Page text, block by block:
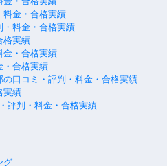
料金・合格実績
・料金・合格実績
格実績
金・合格実績
・合格実績
口コミ・評判・料金・合格実績
実績
評判・料金・合格実績
グ